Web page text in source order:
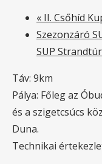
« II. Csőhíd
Szezonzáró
SUP
Táv: 9km
Pálya: Főleg az
és a szigetcsúcs
Duna.
Technikai